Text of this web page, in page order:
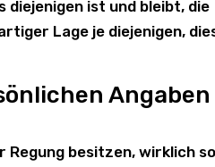
ist und bleibt, die
Lage je diejenigen,
Angaben
Regung besitzen, wirklich so